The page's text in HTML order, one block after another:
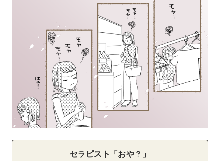
セラピスト「おや？」